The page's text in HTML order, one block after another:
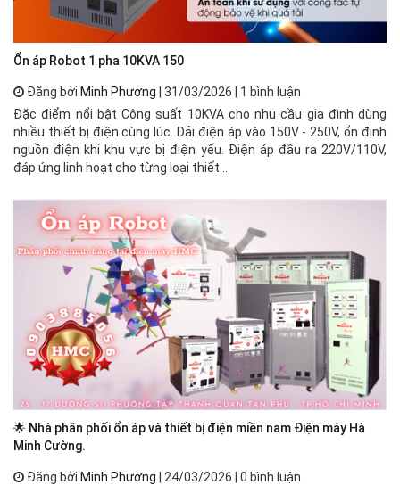
Ổn áp Robot 1 pha 10KVA 150
Đăng bởi Minh Phương | 31/03/2026 | 1 bình luận
Đặc điểm nổi bật Công suất 10KVA cho nhu cầu gia đình dùng
nhiều thiết bị điện cùng lúc. Dải điện áp vào 150V - 250V, ổn định
nguồn điện khi khu vực bị điện yếu. Điện áp đầu ra 220V/110V,
đáp ứng linh hoạt cho từng loại thiết...
🌟 Nhà phân phối ổn áp và thiết bị điện miền nam Điện máy Hà
Minh Cường.
Đăng bởi Minh Phương | 24/03/2026 | 0 bình luận